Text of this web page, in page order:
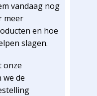
vandaag nog
meer
en hoe
slagen.
onze
we de